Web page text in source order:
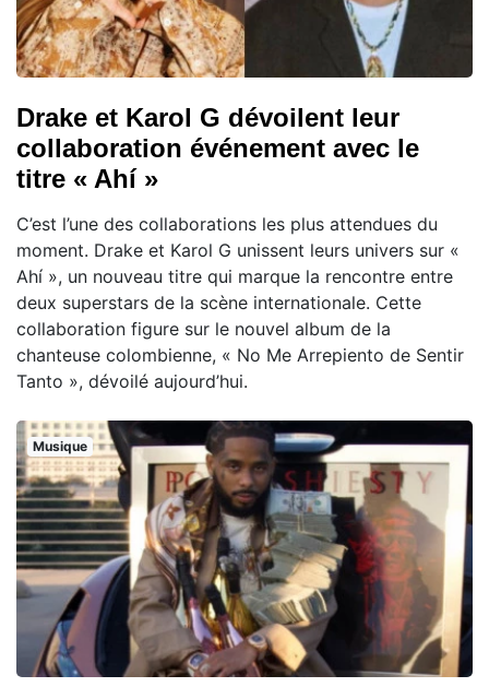
Drake et Karol G dévoilent leur
collaboration événement avec le
titre « Ahí »
C’est l’une des collaborations les plus attendues du
moment. Drake et Karol G unissent leurs univers sur «
Ahí », un nouveau titre qui marque la rencontre entre
deux superstars de la scène internationale. Cette
collaboration figure sur le nouvel album de la
chanteuse colombienne, « No Me Arrepiento de Sentir
Tanto », dévoilé aujourd’hui.
Musique